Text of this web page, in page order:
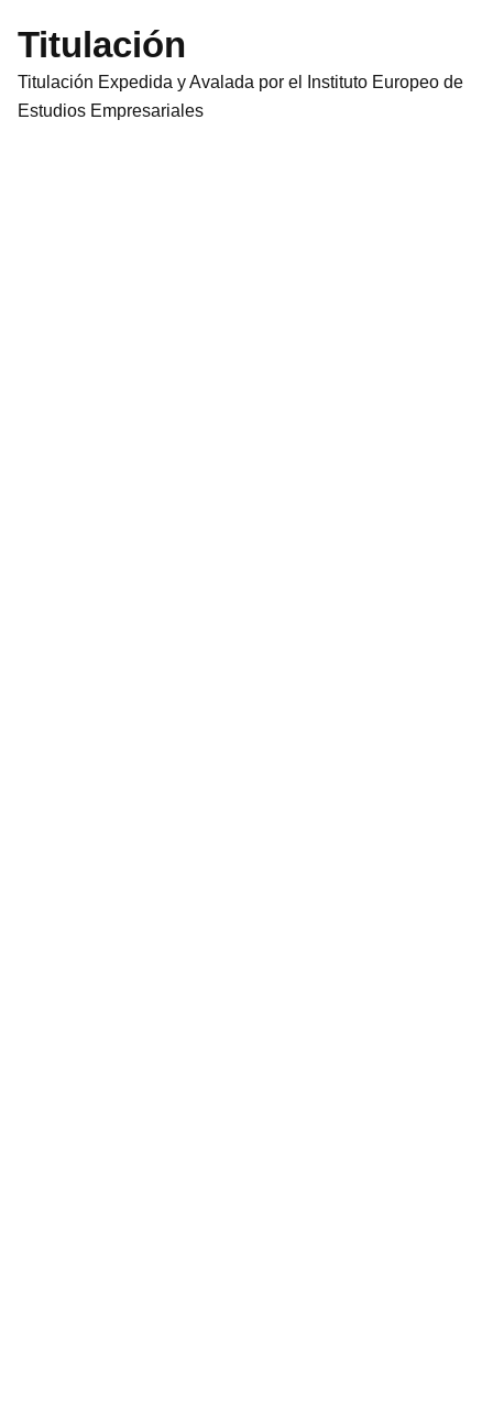
Titulación
Titulación Expedida y Avalada por el Instituto Europeo de
Estudios Empresariales